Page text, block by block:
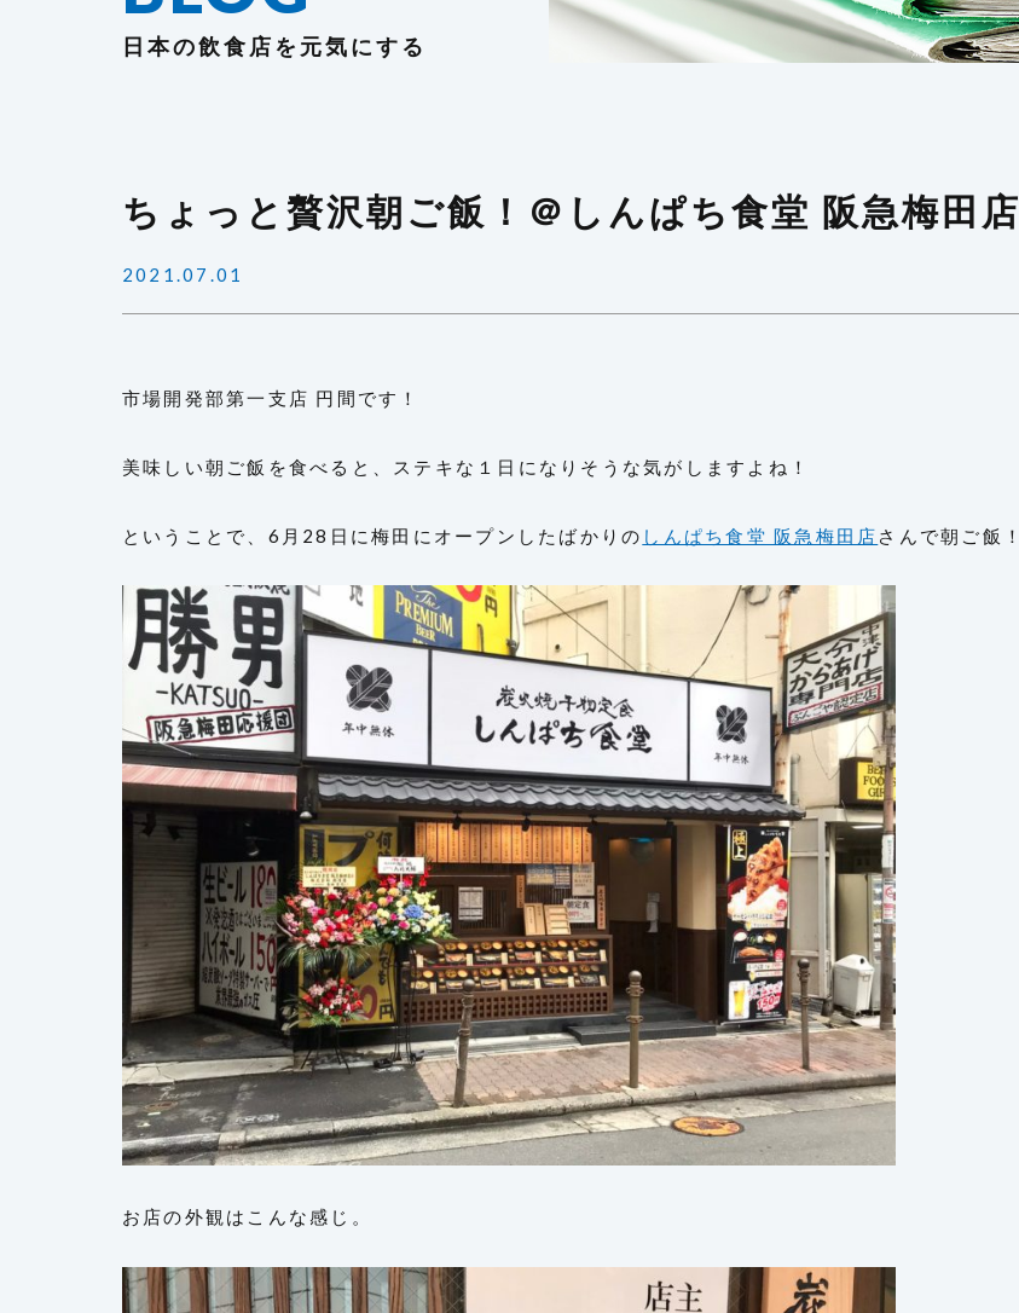
日本の飲食店を元気にする
ちょっと贅沢朝ご飯！＠しんぱち食堂 阪急梅田店
2021.07.01
市場開発部第一支店 円間です！
美味しい朝ご飯を食べると、ステキな１日になりそうな気がしますよね！
ということで、6月28日に梅田にオープンしたばかりの しんぱち食堂 阪急梅田店 さんで朝ご飯！
お店の外観はこんな感じ。